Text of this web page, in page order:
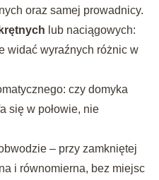
oraz samej prowadnicy.
lub naciągowych:
widać wyraźnych różnic w
czy domyka
się w połowie, nie
– przy zamkniętej
i równomierna, bez miejsc